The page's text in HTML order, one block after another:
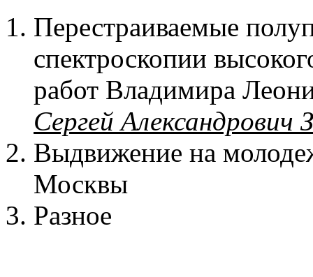
Перестраиваемые
спектроскопии
работ Владимира
Сергей Александрович
Выдвижение на
Москвы
Разное